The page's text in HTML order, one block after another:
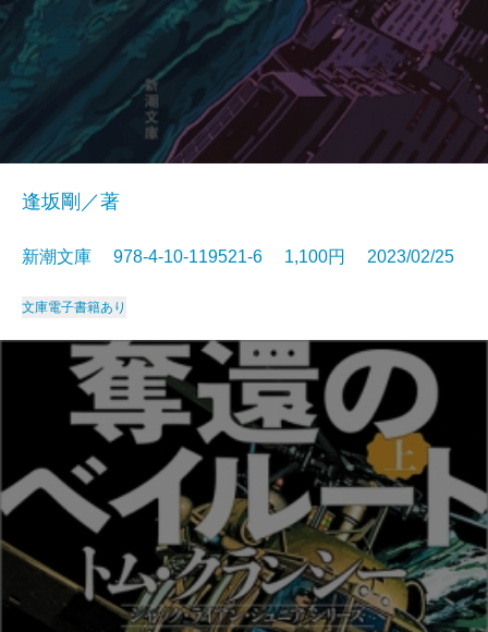
逢坂剛／著
新潮文庫 978-4-10-119521-6 1,100円 2023/02/25
文庫電子書籍あり